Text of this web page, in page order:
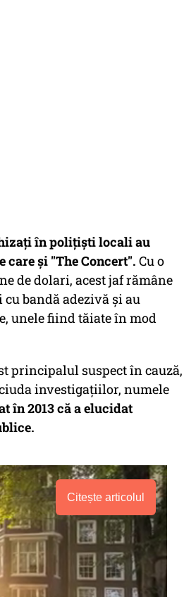
în polițiști locali au
care și "The Concert". Cu o
de dolari, acest jaf rămâne
bandă adezivă și au
unele fiind tăiate în mod
principalul suspect în cauză,
investigațiilor, numele
în 2013 că a elucidat
Citește articolul